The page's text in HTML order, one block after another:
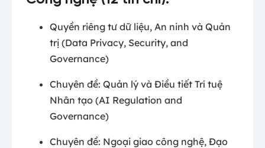
Quyền riêng tư dữ liệu, An ninh và Quản
trị (Data Privacy, Security, and
Governance)
Chuyên đề: Quản lý và Điều tiết Trí tuệ
Nhân tạo (AI Regulation and
Governance)
Chuyên đề: Ngoại giao công nghệ, Đạo